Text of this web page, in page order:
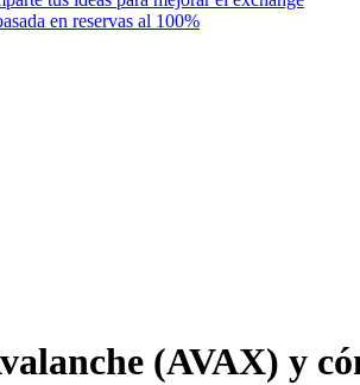
en reservas al 100%
(AVAX) y